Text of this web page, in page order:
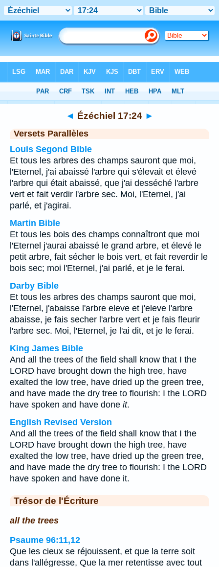
Chapitre 17> Verset 24
◄ Ézéchiel 17:24 ►
Versets Parallèles
Louis Segond Bible
Et tous les arbres des champs sauront que moi,
l'Eternel, j'ai abaissé l'arbre qui s'élevait et élevé
l'arbre qui était abaissé, que j'ai desséché l'arbre
vert et fait verdir l'arbre sec. Moi, l'Eternel, j'ai
parlé, et j'agirai.
Martin Bible
Et tous les bois des champs connaîtront que moi
l'Eternel j'aurai abaissé le grand arbre, et élevé le
petit arbre, fait sécher le bois vert, et fait reverdir le
bois sec; moi l'Eternel, j'ai parlé, et je le ferai.
Darby Bible
Et tous les arbres des champs sauront que moi,
l'Eternel, j'abaisse l'arbre eleve et j'eleve l'arbre
abaisse, je fais secher l'arbre vert et je fais fleurir
l'arbre sec. Moi, l'Eternel, je l'ai dit, et je le ferai.
King James Bible
And all the trees of the field shall know that I the
LORD have brought down the high tree, have
exalted the low tree, have dried up the green tree,
and have made the dry tree to flourish: I the LORD
have spoken and have done it.
English Revised Version
And all the trees of the field shall know that I the
LORD have brought down the high tree, have
exalted the low tree, have dried up the green tree,
and have made the dry tree to flourish: I the LORD
have spoken and have done it.
Trésor de l'Écriture
all the trees
Psaume 96:11,12
Que les cieux se réjouissent, et que la terre soit
dans l'allégresse, Que la mer retentisse avec tout